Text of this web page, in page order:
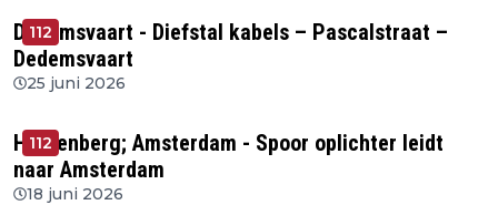
112
Dedemsvaart - Diefstal kabels – Pascalstraat –
Dedemsvaart
25 juni 2026
112
Hardenberg; Amsterdam - Spoor oplichter leidt
naar Amsterdam
18 juni 2026